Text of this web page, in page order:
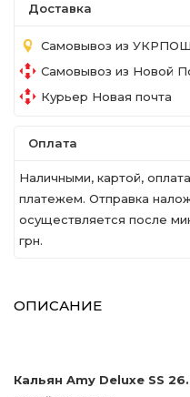
Доставка
Самовывоз из
Самовывоз из Новой
Курьер Новая почта
Оплата
Наличными, картой,
платежем. Отправка
осуществляется после
грн.
ОПИСАНИЕ
Кальян Amy Deluxe SS